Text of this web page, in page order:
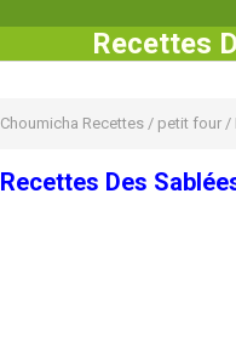
Recettes
Choumicha Recettes / petit four /
Recettes Des